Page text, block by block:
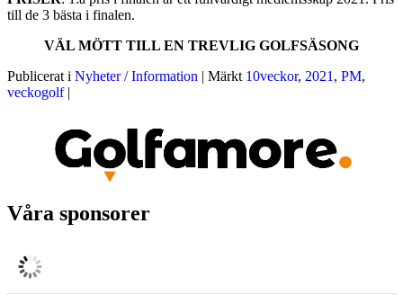
till de 3 bästa i finalen.
VÄL MÖTT TILL EN TREVLIG GOLFSÄSONG
Publicerat i Nyheter / Information | Märkt 10veckor, 2021 , PM,
veckogolf |
Våra sponsorer